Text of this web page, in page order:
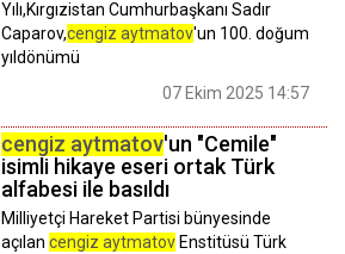
Yılı,Kırgızistan Cumhurbaşkanı Sadır
Caparov,cengiz aytmatov'un 100. doğum
yıldönümü
07 Ekim 2025 14:57
cengiz aytmatov'un "Cemile"
isimli hikaye eseri ortak Türk
alfabesi ile basıldı
Milliyetçi Hareket Partisi bünyesinde
açılan cengiz aytmatov Enstitüsü Türk